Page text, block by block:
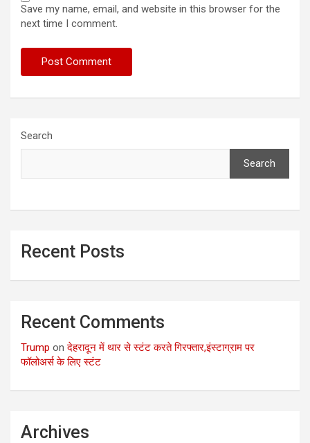
Save my name, email, and website in this browser for the
next time I comment.
Search
Search
Recent Posts
Recent Comments
Trump onदेहरादून में थार से स्टंट करते गिरफ्तार,इंस्टाग्राम पर
फॉलोअर्स के लिए स्टंट
Archives